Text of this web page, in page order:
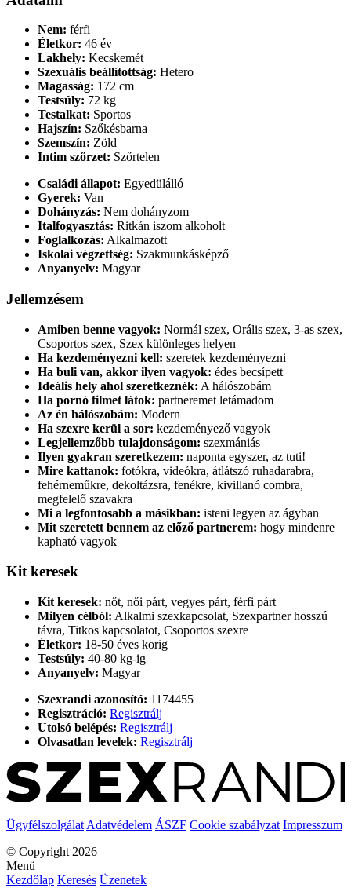
Nem: férfi
Életkor: 46 év
Lakhely: Kecskemét
Szexuális beállítottság: Hetero
Magasság: 172 cm
Testsúly: 72 kg
Testalkat: Sportos
Hajszín: Szőkésbarna
Szemszín: Zöld
Intim szőrzet: Szőrtelen
Családi állapot: Egyedülálló
Gyerek: Van
Dohányzás: Nem dohányzom
Italfogyasztás: Ritkán iszom alkoholt
Foglalkozás: Alkalmazott
Iskolai végzettség: Szakmunkásképző
Anyanyelv: Magyar
Jellemzésem
Amiben benne vagyok: Normál szex, Orális szex, 3-as szex,
Csoportos szex, Szex különleges helyen
Ha kezdeményezni kell: szeretek kezdeményezni
Ha buli van, akkor ilyen vagyok: édes becsípett
Ideális hely ahol szeretkeznék: A hálószobám
Ha pornó filmet látok: partneremet letámadom
Az én hálószobám: Modern
Ha szexre kerül a sor: kezdeményező vagyok
Legjellemzőbb tulajdonságom: szexmániás
Ilyen gyakran szeretkezem: naponta egyszer, az tuti!
Mire kattanok: fotókra, videókra, átlátszó ruhadarabra,
fehérneműkre, dekoltázsra, fenékre, kivillanó combra,
megfelelő szavakra
Mi a legfontosabb a másikban: isteni legyen az ágyban
Mit szeretett bennem az előző partnerem: hogy mindenre
kapható vagyok
Kit keresek
Kit keresek: nőt, női párt, vegyes párt, férfi párt
Milyen célból: Alkalmi szexkapcsolat, Szexpartner hosszú
távra, Titkos kapcsolatot, Csoportos szexre
Életkor: 18-50 éves korig
Testsúly: 40-80 kg-ig
Anyanyelv: Magyar
Szexrandi azonosító: 1174455
Regisztráció: Regisztrálj
Utolsó belépés: Regisztrálj
Olvasatlan levelek: Regisztrálj
Ügyfélszolgálat Adatvédelem ÁSZF Cookie szabályzat Impresszum
© Copyright 2026
Menü
Kezdőlap Keresés Üzenetek